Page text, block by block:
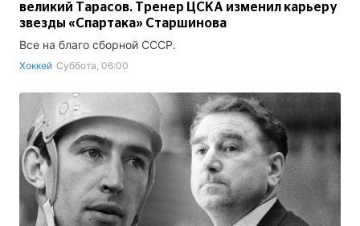
великий Тарасов. Тренер ЦСКА изменил карьеру
звезды «Спартака» Старшинова
Все на благо сборной СССР.
Хоккей Суббота, 06:00